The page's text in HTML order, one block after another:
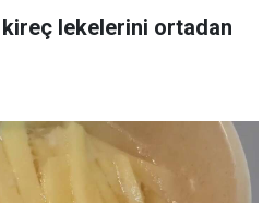
lekelerini ortadan